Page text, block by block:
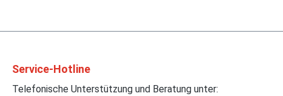
Service-Hotline
Telefonische Unterstützung und Beratung unter: